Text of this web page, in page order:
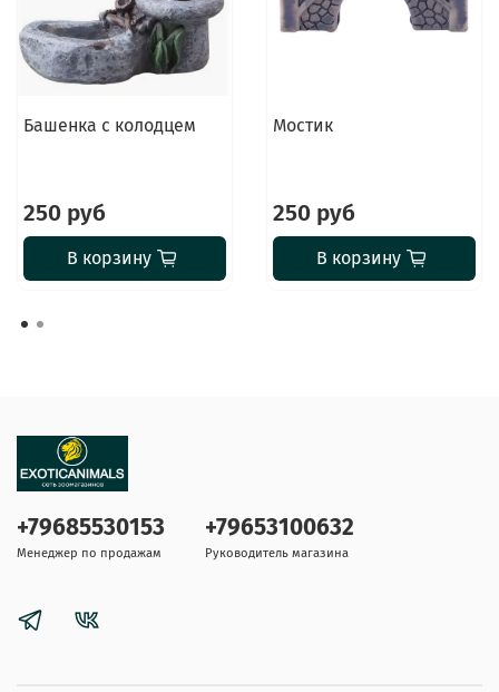
Башенка с колодцем
250 руб
В корзину
Мостик
250 руб
В корзину
+79685530153
Менеджер по продажам
+79653100632
Руководитель магазина